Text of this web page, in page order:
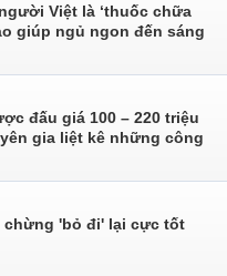
Việt là ‘thuốc chữa
giúp ngủ ngon đến sáng
đấu giá 100 – 220 triệu
gia liệt kê những công
'bỏ đi' lại cực tốt